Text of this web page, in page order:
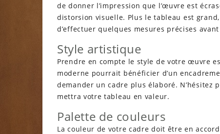
de donner l’impression que l’œuvre est
distorsion visuelle. Plus le tableau est
d’effectuer quelques mesures précises
Style artistique
Prendre en compte le style de votre œuvre
moderne pourrait bénéficier d’un
demander un cadre plus élaboré.
mettra votre tableau en valeur.
Palette de couleurs
La couleur de votre cadre doit être en